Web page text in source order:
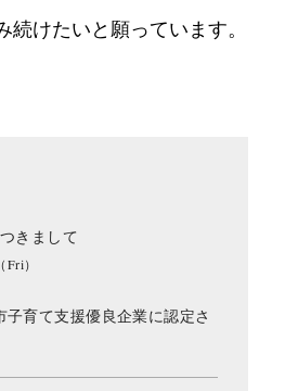
けたいと願っています。
きまして
）
育て支援優良企業に認定さ